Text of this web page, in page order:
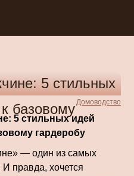
5 стильных
базовомуДомоводство
5 стильных идей
гардеробу
— один из самых
И правда, хочется